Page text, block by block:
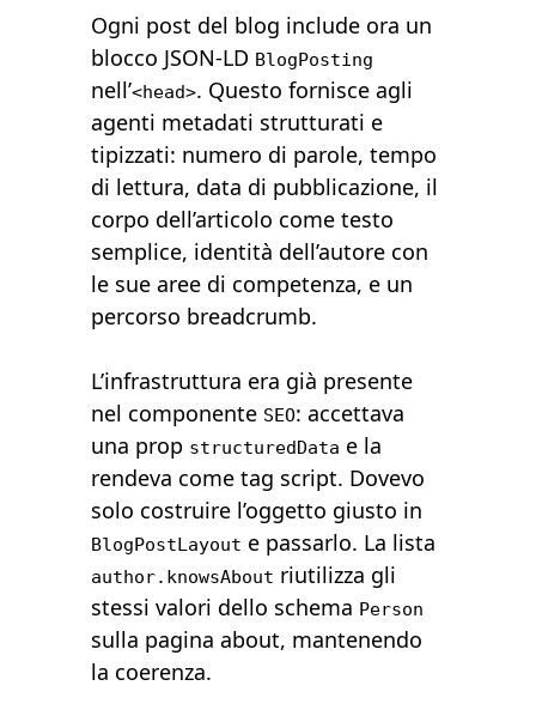
Ogni post del blog include ora un
blocco JSON-LD BlogPosting
nell’<head>. Questo fornisce agli
agenti metadati strutturati e
tipizzati: numero di parole, tempo
di lettura, data di pubblicazione, il
corpo dell’articolo come testo
semplice, identità dell’autore con
le sue aree di competenza, e un
percorso breadcrumb.
L’infrastruttura era già presente
nel componente SEO: accettava
una prop structuredData e la
rendeva come tag script. Dovevo
solo costruire l’oggetto giusto in
BlogPostLayout e passarlo. La lista
author.knowsAbout riutilizza gli
stessi valori dello schema Person
sulla pagina about, mantenendo
la coerenza.